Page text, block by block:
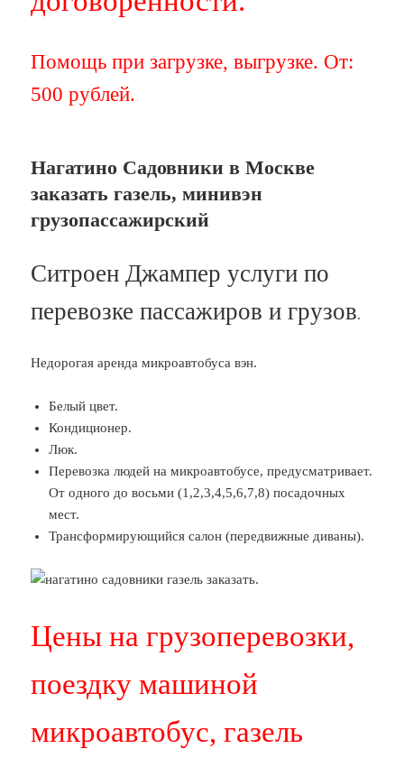
Помощь при загрузке, выгрузке. От:
500 рублей.
Нагатино Садовники в Москве
заказать газель, минивэн
грузопассажирский
Ситроен Джампер услуги по
перевозке пассажиров и грузов.
Недорогая аренда микроавтобуса вэн.
Белый цвет.
Кондиционер.
Люк.
Перевозка людей на микроавтобусе, предусматривает.
От одного до восьми (1,2,3,4,5,6,7,8) посадочных
мест.
Трансформирующийся салон (передвижные диваны).
Цены на грузоперевозки,
поездку машиной
микроавтобус, газель